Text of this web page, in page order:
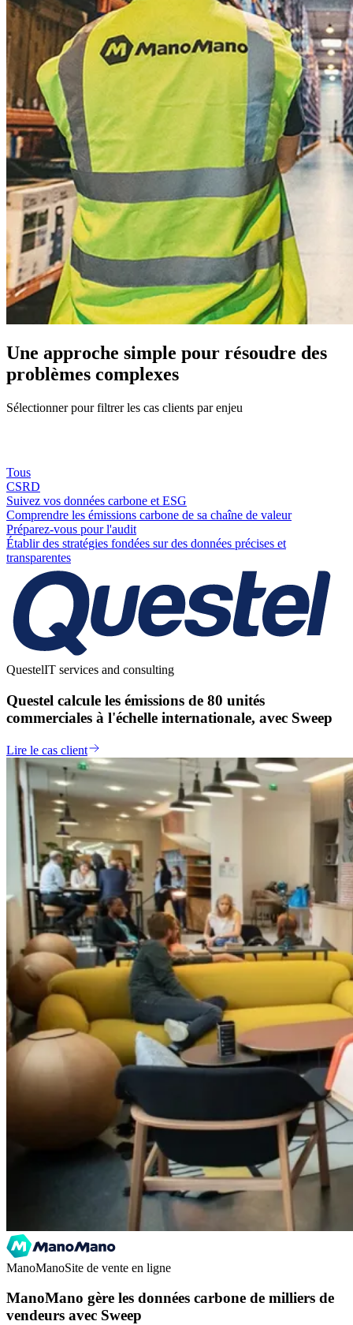
Une approche simple pour résoudre des
problèmes complexes
Sélectionner pour filtrer les cas clients par enjeu
Tous
CSRD
Suivez vos données carbone et ESG
Comprendre les émissions carbone de sa chaîne de valeur
Préparez-vous pour l'audit
Établir des stratégies fondées sur des données précises et
transparentes
QuestelIT services and consulting
Questel calcule les émissions de 80 unités
commerciales à l'échelle internationale, avec Sweep
Lire le cas client
ManoManoSite de vente en ligne
ManoMano gère les données carbone de milliers de
vendeurs avec Sweep